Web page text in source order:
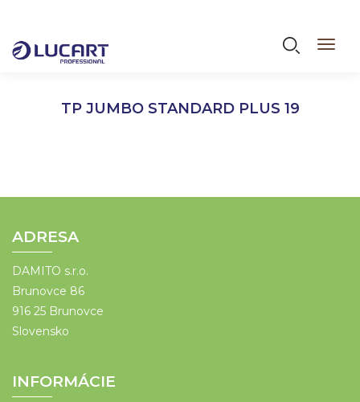
hlavný
TP JUMBO STANDARD PLUS 19
ADRESA
DAMITO s.r.o.
Brunovce 86
916 25 Brunovce
Slovensko
INFORMÁCIE